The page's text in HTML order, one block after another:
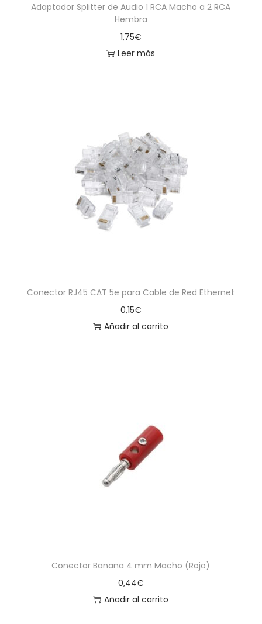
Adaptador Splitter de Audio 1 RCA Macho a 2 RCA
Hembra
1,75€
Leer más
Conector RJ45 CAT 5e para Cable de Red Ethernet
0,15€
Añadir al carrito
Conector Banana 4 mm Macho (Rojo)
0,44€
Añadir al carrito